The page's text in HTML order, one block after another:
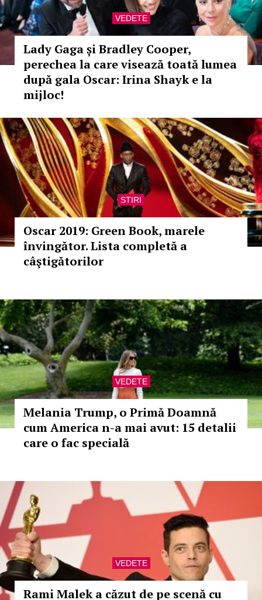
VEDETE
Lady Gaga și Bradley Cooper,
perechea la care visează toată lumea
după gala Oscar: Irina Shayk e la
mijloc!
STIRI
Oscar 2019: Green Book, marele
învingător. Lista completă a
câştigătorilor
VEDETE
Melania Trump, o Primă Doamnă
cum America n-a mai avut: 15 detalii
care o fac specială
VEDETE
Rami Malek a căzut de pe scenă cu